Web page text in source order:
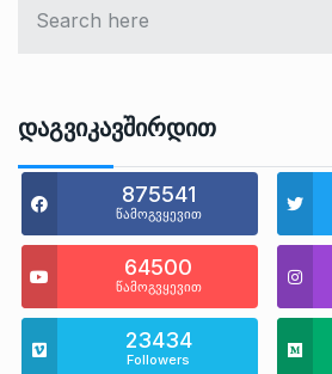
Დაგვიკავშირდით
875541
წამოგვყევით
64500
წამოგვყევით
23434
Followers